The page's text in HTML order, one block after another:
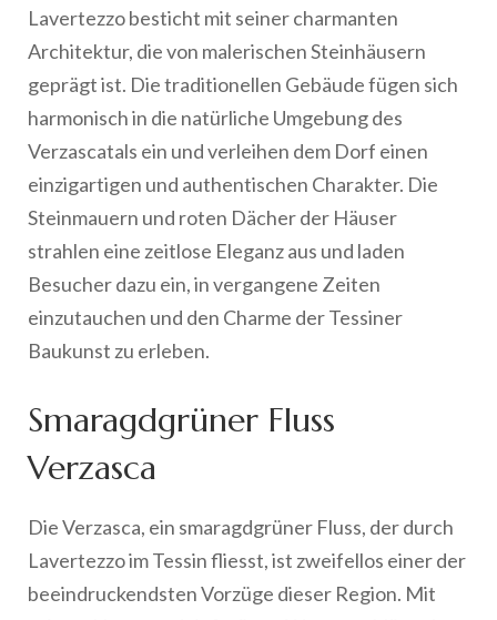
Lavertezzo besticht mit seiner charmanten
Architektur, die von malerischen Steinhäusern
geprägt ist. Die traditionellen Gebäude fügen sich
harmonisch in die natürliche Umgebung des
Verzascatals ein und verleihen dem Dorf einen
einzigartigen und authentischen Charakter. Die
Steinmauern und roten Dächer der Häuser
strahlen eine zeitlose Eleganz aus und laden
Besucher dazu ein, in vergangene Zeiten
einzutauchen und den Charme der Tessiner
Baukunst zu erleben.
Smaragdgrüner Fluss
Verzasca
Die Verzasca, ein smaragdgrüner Fluss, der durch
Lavertezzo im Tessin fliesst, ist zweifellos einer der
beeindruckendsten Vorzüge dieser Region. Mit